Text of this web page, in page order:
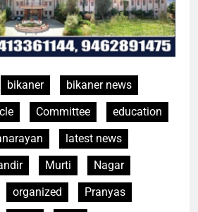
bikaner
bikaner news
Committee
education
latest news
Murti
Nagar
organized
Pranyas